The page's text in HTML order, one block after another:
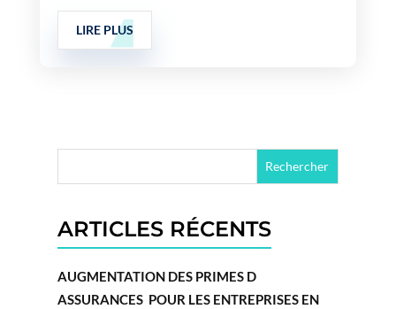
LIRE PLUS
ARTICLES RÉCENTS
AUGMENTATION DES PRIMES D
ASSURANCES POUR LES ENTREPRISES EN